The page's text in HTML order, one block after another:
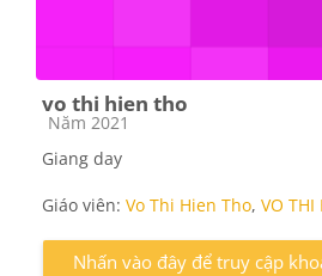
vo thi hien tho
Các loại khóa học
Năm 2021
Giang day
Giáo viên: Vo Thi Hien Tho, VO THI
Nhấn vào đây để truy cập